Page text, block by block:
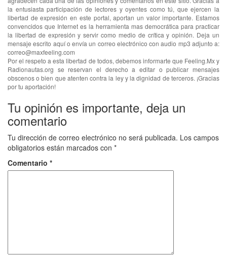
la entusiasta participación de lectores y oyentes como tú, que ejercen la
libertad de expresión en este portal, aportan un valor importante. Estamos
convencidos que Internet es la herramienta mas democrática para practicar
la libertad de expresión y servir como medio de crítica y opinión. Deja un
mensaje escrito aquí o envía un correo electrónico con audio mp3 adjunto a:
correo@maxfeeling.com
Por el respeto a esta libertad de todos, debemos informarte que Feeling.Mx y
Radionautas.org se reservan el derecho a editar o publicar mensajes
obscenos o bien que atenten contra la ley y la dignidad de terceros. ¡Gracias
por tu aportación!
Tu opinión es importante, deja un
comentario
Tu dirección de correo electrónico no será publicada. Los campos
obligatorios están marcados con *
Comentario *